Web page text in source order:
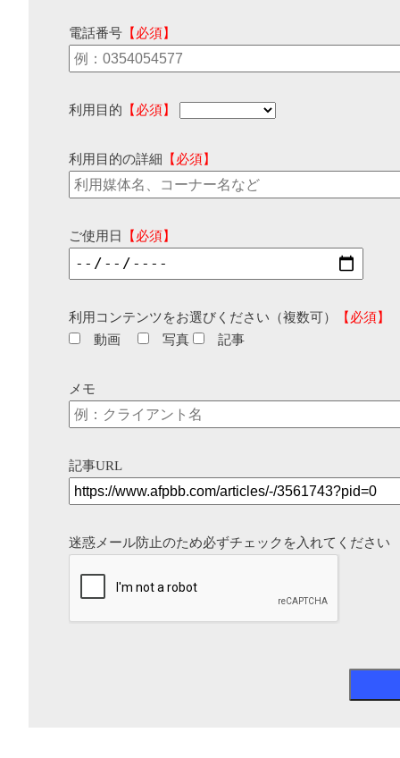
電話番号 【必須】
利用目的 【必須】
利用目的の詳細 【必須】
ご使用日 【必須】
利用コンテンツをお選びください（複数可）
【必須】
動画
写真 記事
メモ
記事URL
迷惑メール防止のため必ずチェックを入れてください